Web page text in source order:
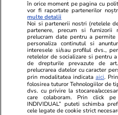
PARTENERI
în orice moment pe pagina cu
vor fi raportate partenerilor
multe detalii
Noi si partenerii nostri (retelele
partenere, precum si
prelucram date pentru a
personaliza continutul si
interesele si/sau profilul dvs.,
retelelor de socializare si pentru
de drepturile prevazute de
prelucrarea datelor cu caracter
prin modalitatea indicataaici.
folosirea tuturor Tehnologiilor de
dvs. cu privire la stocarea/
care colaboram. Prin click pe
INDIVIDUAL” puteti schimba
cele legate de cookie strict